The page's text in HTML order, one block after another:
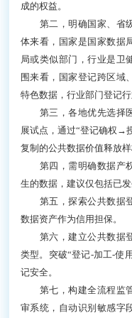
成的权益。
第二，明确国家、省级
体来看，国家是国家数据
局或类似部门，行业是卫
围来看，国家登记跨区域
特色数据，行业部门登记行
第三，各地优先选择医
展试点，通过“登记确权→
复制的公共数据价值释放样
第四，需明确数据产权
生的数据，建议仅包括已发
第五，探索公共数据登
数据资产作为信用担保。
第六，建立公共数据登
类型。突破“登记-加工-使
记安全。
第七，构建全流程监管
审系统，自动识别敏感字